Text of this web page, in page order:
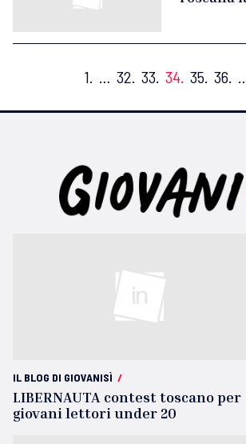
1. … 32. 33. 34. 35. 36.
IL BLOG DI GIOVANISÌ /
LIBERNAUTA contest toscano per
giovani lettori under 20